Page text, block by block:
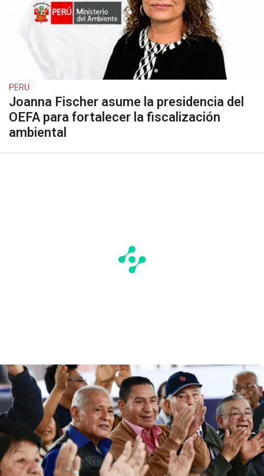
PERU
Joanna Fischer asume la presidencia del
OEFA para fortalecer la fiscalización
ambiental